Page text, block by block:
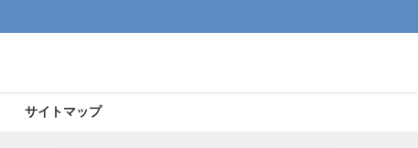
サイトマップ